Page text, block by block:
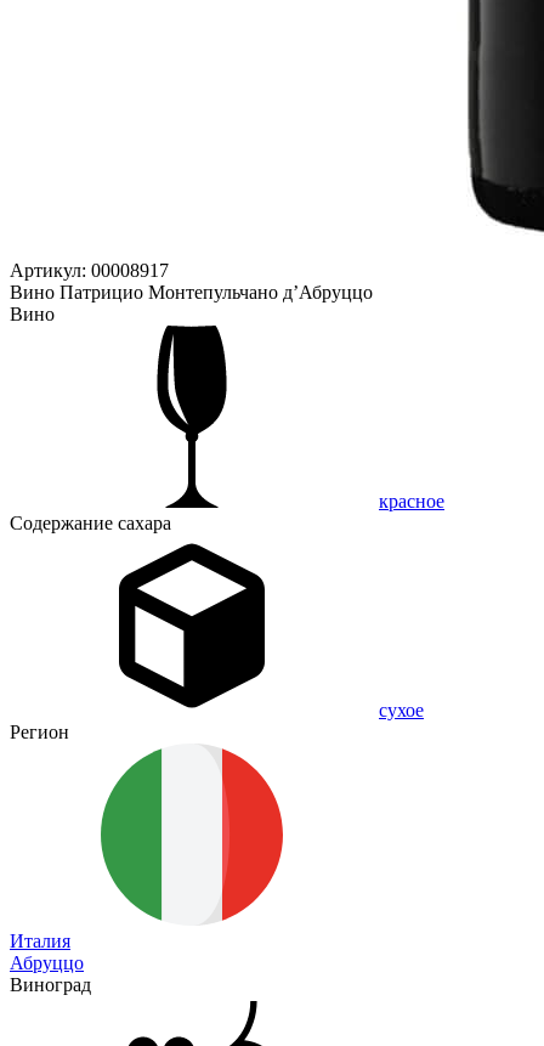
Артикул: 00008917
Вино Патрицио Монтепульчано д’Абруццо
Вино
красное
Содержание сахара
сухое
Регион
Италия
Абруццо
Виноград